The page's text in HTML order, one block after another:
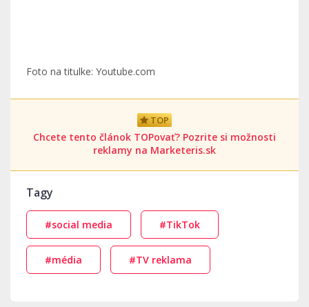
Foto na titulke: Youtube.com
TOP
Chcete tento článok TOPovať? Pozrite si možnosti
reklamy na Marketeris.sk
Tagy
#social media #TikTok
#média #TV reklama